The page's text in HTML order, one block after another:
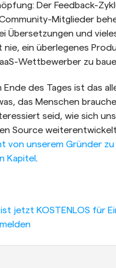
Der Feedback-
Mitglieder
Übersetzungen und
nie, ein überlegenes
Wettbewerber zu
Ende des Tages ist das
das Menschen
seid, wie sich
Source
von unserem Gründer
Kapitel.
jetzt KOSTENLOS für